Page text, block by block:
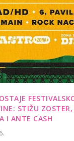
STIŽU
I ANTE CASH